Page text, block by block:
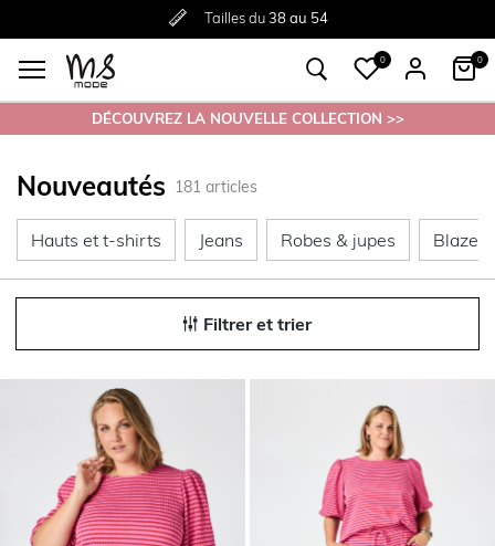
Livraisongratuiteà partir de €30
Tailles du38 au 54
Retourgratuit en magasin
0 0
DÉCOUVREZ LA NOUVELLE COLLECTION >>
Nouveautés 181 articles
Hauts et t-shirts Hauts et t-shirts
Jeans JeansRobes & jupes Robes &
Blazers
Filtrer et trier